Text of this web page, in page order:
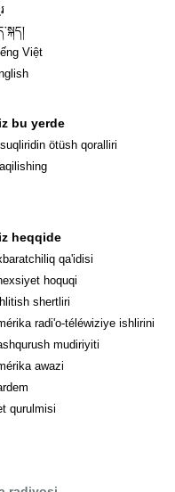
Việt
bu yerde
ötüsh qoralliri
heqqide
qa'idisi
hoquqi
shertliri
radi'o-téléwiziye ishlirini
mudiriyiti
awazi
qurulmisi